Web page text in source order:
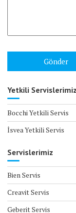
Yetkili Servislerimiz
Bocchi Yetkili Servis
İsvea Yetkili Servis
Servislerimiz
Bien Servis
Creavit Servis
Geberit Servis